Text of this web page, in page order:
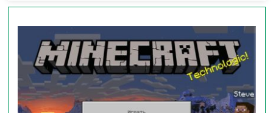
следующие изменения:
Теперь с помощью Яйца нюхача поддержку
блоков можно обеспечить только снизу или сверху.